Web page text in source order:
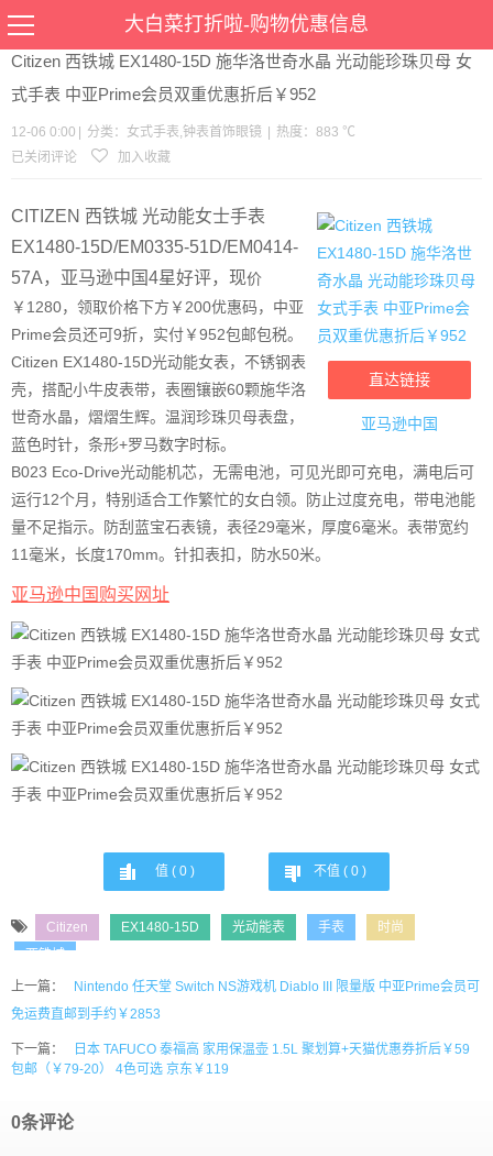
大白菜打折啦-购物优惠信息
当前位置： 优惠>女式手表钟表首饰眼镜>文章详情
Citizen 西铁城 EX1480-15D 施华洛世奇水晶 光动能珍珠贝母 女
式手表 中亚Prime会员双重优惠折后￥952
12-06 0:00 分类： 女式手表,钟表首饰眼镜
热度：883 ℃
已关闭评论
加入收藏
直达链接
亚马逊中国
CITIZEN 西铁城 光动能女士手表
EX1480-15D/EM0335-51D/EM0414-
57A，亚马逊中国4星好评，现价
￥1280，领取价格下方￥200优惠码，中亚
Prime会员还可9折，实付￥952包邮包税。
Citizen EX1480-15D光动能女表，不锈钢表
壳，搭配小牛皮表带，表圈镶嵌60颗施华洛
世奇水晶，熠熠生辉。温润珍珠贝母表盘，
蓝色时针，条形+罗马数字时标。
B023 Eco-Drive光动能机芯，无需电池，可见光即可充电，满电后可
运行12个月，特别适合工作繁忙的女白领。防止过度充电，带电池能
量不足指示。防刮蓝宝石表镜，表径29毫米，厚度6毫米。表带宽约
11毫米，长度170mm。针扣表扣，防水50米。
亚马逊中国购买网址
值 ( 0 ) 不值 ( 0 )
Citizen EX1480-15D 光动能表 手表
时尚
西铁城
上一篇：
Nintendo 任天堂 Switch NS游戏机 Diablo III 限量版 中亚Prime会员可
免运费直邮到手约￥2853
下一篇：
日本 TAFUCO 泰福高 家用保温壶 1.5L 聚划算+天猫优惠券折后￥59
包邮（￥79-20） 4色可选 京东￥119
0条评论